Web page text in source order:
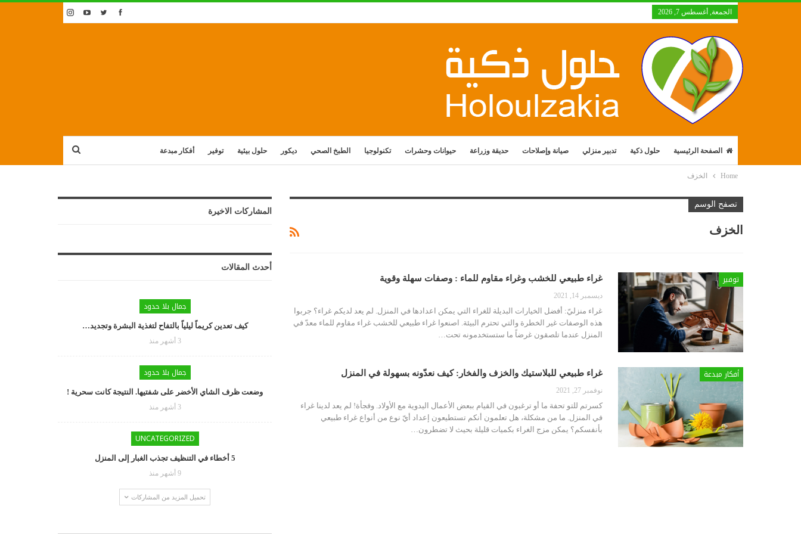
الجمعة, أغسطس 7, 2026
الصفحة الرئيسية حلول ذكية تدبير منزلي صيانة وإصلاحات حديقة وزراعة حيوانات وحشرات تكنولوجيا الطبخ الصحي ديكور حلول بيئية توفير أفكار مبدعة
Home الخزف
تصفح الوسم
الخزف
توفير غراء طبيعي للخشب وغراء مقاوم للماء : وصفات سهلة وقوية
ديسمبر 14, 2021
غراء منزليّ: أفضل الخيارات البديلة للغراء التي يمكن اعدادها في المنزل. لم يعد لديكم غراء؟ جربوا
هذه الوصفات غير الخطرة والتي تحترم البيئة. اصنعوا غراء طبيعي للخشب غراء مقاوم للماء معدّ في
المنزل عندما تلصقون غرضاً ما ستستخدمونه تحت
أفكار مبدعة غراء طبيعي للبلاستيك والخزف والفخار: كيف نعدّونه بسهولة في المنزل
نوفمبر 27, 2021
كسرتم للتو تحفة ما أو ترغبون في القيام ببعض الأعمال اليدوية مع الأولاد. وفجأة! لم يعد لدينا غراء
في المنزل. ما من مشكلة، هل تعلمون أنكم تستطيعون إعداد أيّ نوع من أنواع غراء طبيعي
بأنفسكم؟ يمكن مزج الغراء بكميات قليلة بحيث لا تضطرون…
المشاركات الاخيرة
أحدث المقالات
جمال بلا حدود
كيف تعدين كريماً ليلياً بالتفاح لتغذية البشرة وتجديد…
3 أشهر منذ
جمال بلا حدود
وضعت ظرف الشاي الأخضر على شفتيها. النتيجة كانت سحرية !
3 أشهر منذ
UNCATEGORIZED
5 أخطاء في التنظيف تجذب الغبار إلى المنزل
9 أشهر منذ
تحميل المزيد من المشاركات